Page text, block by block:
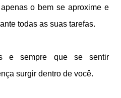
o bem se aproxime e
todas as suas tarefas.
e sempre que se sentir
surgir dentro de você.